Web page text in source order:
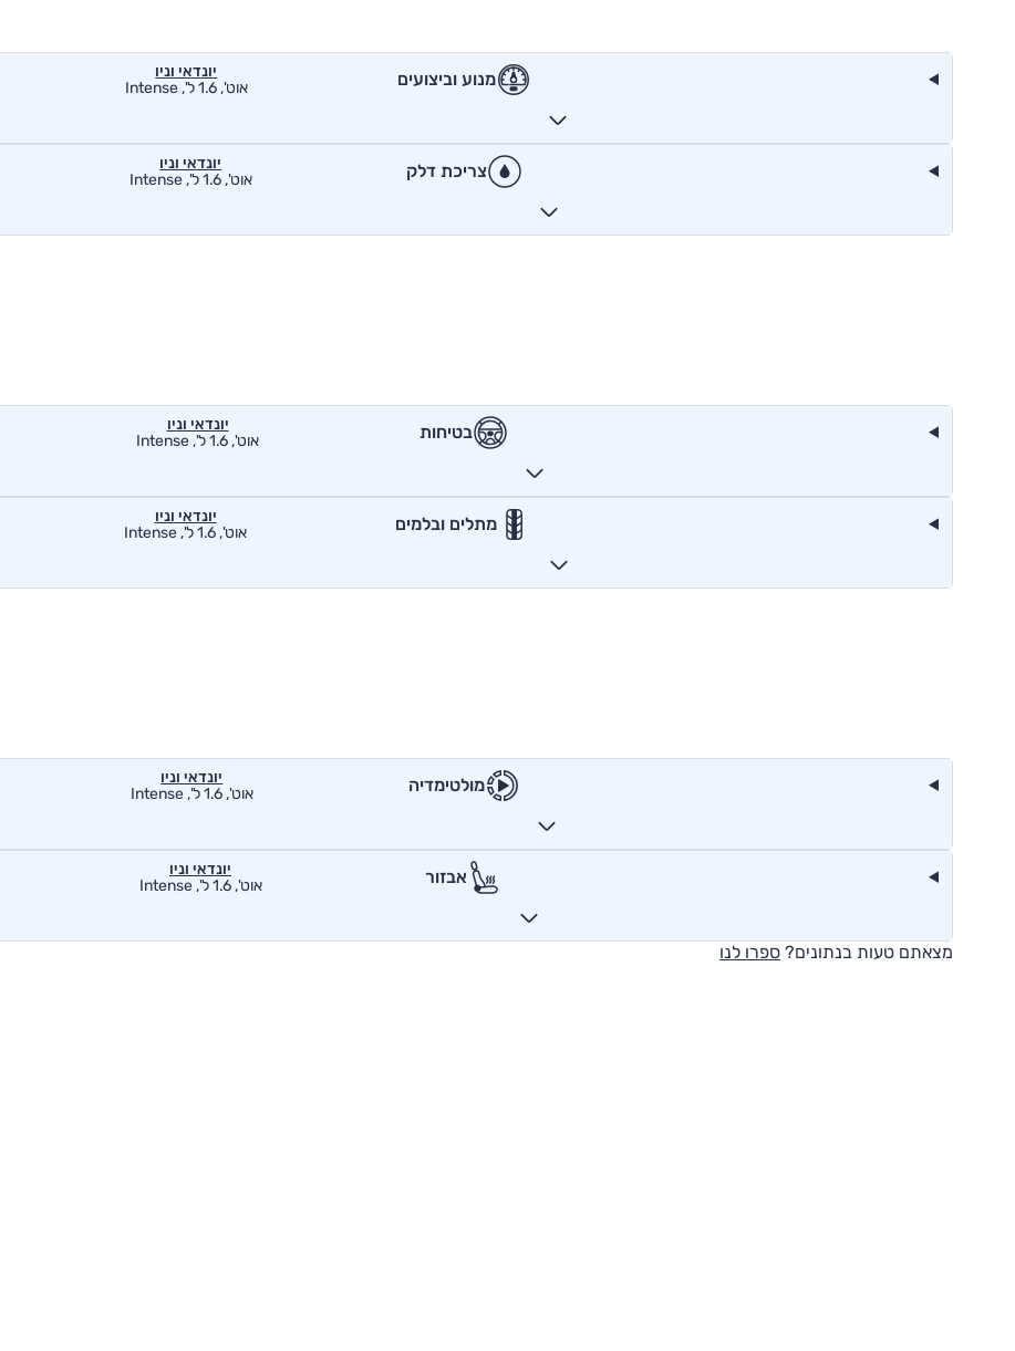
מנוע וביצועים
יונדאי וניו
אוט', 1.6 ל', Intense
צריכת דלק
יונדאי וניו
אוט', 1.6 ל', Intense
בטיחות
יונדאי וניו
אוט', 1.6 ל', Intense
מתלים ובלמים
יונדאי וניו
אוט', 1.6 ל', Intense
מולטימדיה
יונדאי וניו
אוט', 1.6 ל', Intense
אבזור
יונדאי וניו
אוט', 1.6 ל', Intense
מצאתם טעות בנתונים? ספרו לנו